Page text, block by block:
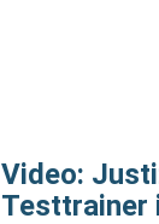
Video:
Testtrainer